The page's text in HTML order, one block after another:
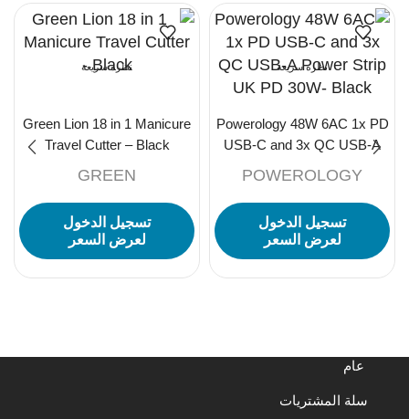
نظرة سريعة
Powerology 48W 6AC 1x PD
USB-C and 3x QC USB-A
POWEROLOGY
تسجيل الدخول
لعرض السعر
نظرة سريعة
Green Lion 18 in 1 Manicure
Travel Cutter – Black
GREEN
تسجيل الدخول
لعرض السعر
عام
سلة المشتريات